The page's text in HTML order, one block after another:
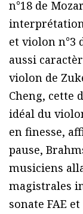
n°18 de
et violon n°3
aussi
violon de
Cheng, cette
idéal du
en finesse,
pause,
musiciens
magistrales
sonate FAE